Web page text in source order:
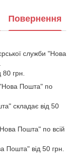
Повернення
служби "Нова
80 грн.
"Нова Пошта" по
складає від 50
Пошта" по всій
Пошта" від 50 грн.